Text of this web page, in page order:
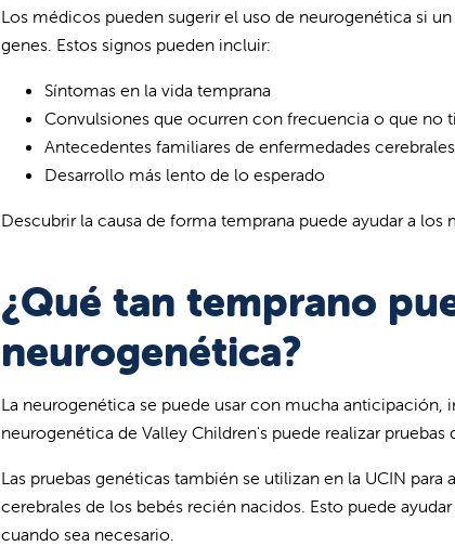
Los médicos pueden sugerir el uso de neurogenética si
genes. Estos signos pueden incluir:
Síntomas en la vida temprana
Convulsiones que ocurren con frecuencia o que no
Antecedentes familiares de enfermedades
Desarrollo más lento de lo esperado
Descubrir la causa de forma temprana puede ayudar a
¿Qué tan temprano
neurogenética?
La neurogenética se puede usar con mucha anticipación,
neurogenética de Valley Children's puede realizar pruebas
Las pruebas genéticas también se utilizan en la UCIN
cerebrales de los bebés recién nacidos. Esto puede
cuando sea necesario.